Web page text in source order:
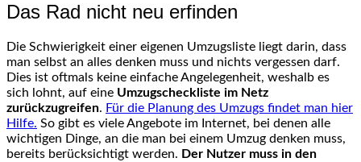
Das Rad nicht neu erfinden
Die Schwierigkeit einer eigenen Umzugsliste liegt darin, dass
man selbst an alles denken muss und nichts vergessen darf.
Dies ist oftmals keine einfache Angelegenheit, weshalb es
sich lohnt, auf eine Umzugscheckliste im Netz
zurückzugreifen. Für die Planung des Umzugs findet man hier
Hilfe. So gibt es viele Angebote im Internet, bei denen alle
wichtigen Dinge, an die man bei einem Umzug denken muss,
bereits berücksichtigt werden. Der Nutzer muss in den